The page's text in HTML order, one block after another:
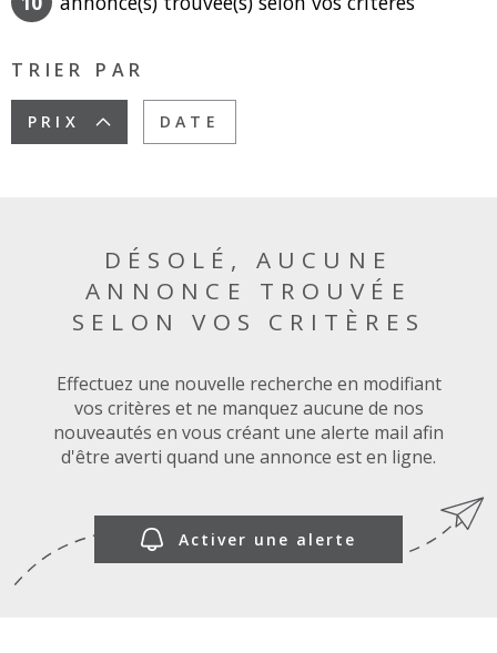
TRIER PAR
PRIX DATE
DÉSOLÉ, AUCUNE
ANNONCE TROUVÉE
SELON VOS CRITÈRES
Effectuez une nouvelle recherche en modifiant
vos critères et ne manquez aucune de nos
nouveautés en vous créant une alerte mail afin
d'être averti quand une annonce est en ligne.
Activer une alerte
SURFACE
PIÈCES
RÉFÉRENCE
Piscine
Parking
Terrasse